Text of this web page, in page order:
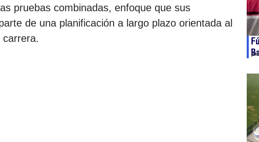
pruebas combinadas, enfoque que sus
de una planificación a largo plazo orientada al
carrera.